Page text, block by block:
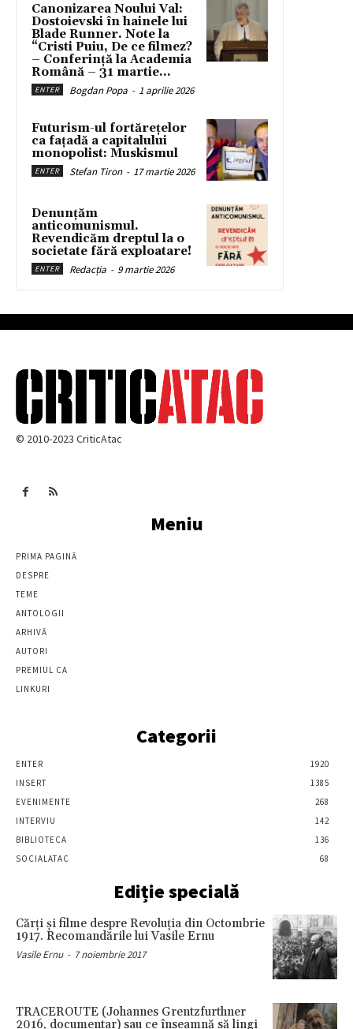
Canonizarea Noului Val:
Dostoievski în hainele lui
Blade Runner. Note la
“Cristi Puiu, De ce filmez?
– Conferință la Academia
Română – 31 martie...
ENTER Bogdan Popa - 1 aprilie 2026
Futurism-ul fortărețelor
ca fațadă a capitalului
monopolist: Muskismul
ENTER Stefan Tiron - 17 martie 2026
Denunțăm
anticomunismul.
Revendicăm dreptul la o
societate fără exploatare!
ENTER Redacția - 9 martie 2026
© 2010-2023 CriticAtac
Meniu
PRIMA PAGINĂ
DESPRE
TEME
ANTOLOGII
ARHIVĂ
AUTORI
PREMIUL CA
LINKURI
Categorii
ENTER
1920
INSERT
1385
EVENIMENTE
268
INTERVIU
142
BIBLIOTECA
136
SOCIALATAC
68
Ediție specială
Cărţi şi filme despre Revoluţia din Octombrie
1917. Recomandările lui Vasile Ernu
Vasile Ernu - 7 noiembrie 2017
TRACEROUTE (Johannes Grentzfurthner
2016, documentar) sau ce înseamnă să lingi